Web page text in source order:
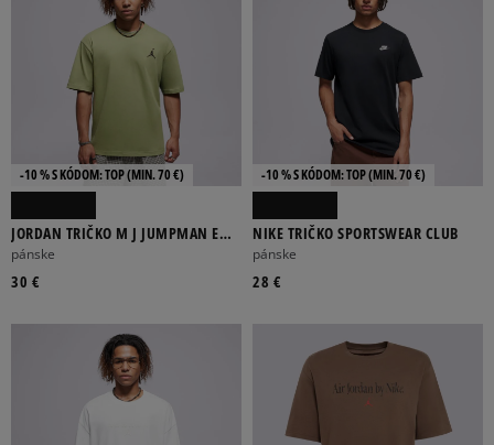
SET10 SET12
ADIDAS DICKIES ELLESSE
Viac
BIELA ČERVENÁ
-10 % S KÓDOM: TOP (MIN. 70 €)
JORDAN TRIČKO M J JUMPMAN EMB
SS CREW
pánske
30 €
-10 % S KÓDOM: TOP (MIN. 70 €)
NIKE TRIČKO SPORTSWEAR CLUB
pánske
28 €